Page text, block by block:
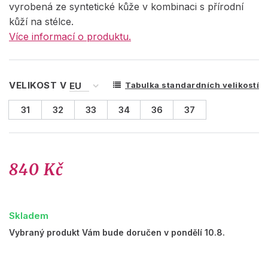
vyrobená ze syntetické kůže v kombinaci s přírodní
kůží na stélce.
Více informací o produktu.
VELIKOST V Tabulka standardních velikostí
31 32 33 34 36 37
840 Kč
Skladem
Vybraný produkt Vám bude doručen v pondělí 10.8.